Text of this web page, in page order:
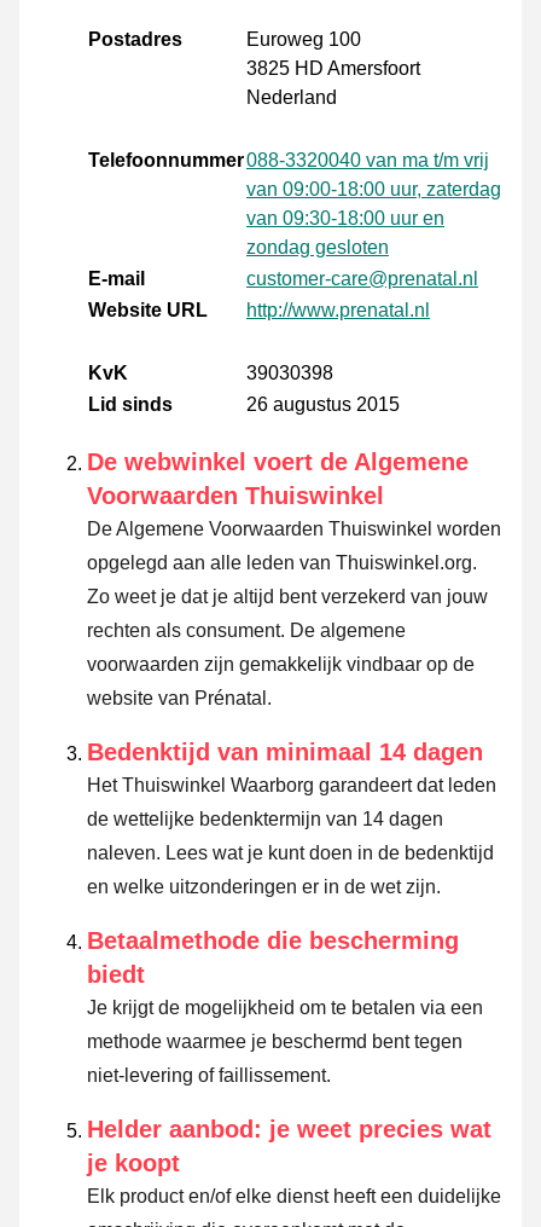
Postadres
Euroweg 100
3825 HD Amersfoort
Nederland
Telefoonnummer088-3320040 van ma t/m vrij
van 09:00-18:00 uur, zaterdag
van 09:30-18:00 uur en
zondag gesloten
E-mail
customer-care@prenatal.nl
Website URL
http://www.prenatal.nl
KvK
39030398
Lid sinds
26 augustus 2015
De webwinkel voert de Algemene
Voorwaarden Thuiswinkel
De Algemene Voorwaarden Thuiswinkel worden
opgelegd aan alle leden van Thuiswinkel.org.
Zo weet je dat je altijd bent verzekerd van jouw
rechten als consument. De algemene
voorwaarden zijn gemakkelijk vindbaar op de
website van Prénatal.
Bedenktijd van minimaal 14 dagen
Het Thuiswinkel Waarborg garandeert dat leden
de wettelijke bedenktermijn van 14 dagen
naleven. Lees wat je kunt doen in de bedenktijd
en welke uitzonderingen er in de wet zijn.
Betaalmethode die bescherming
biedt
Je krijgt de mogelijkheid om te betalen via een
methode waarmee je beschermd bent tegen
niet-levering of faillissement.
Helder aanbod: je weet precies wat
je koopt
Elk product en/of elke dienst heeft een duidelijke